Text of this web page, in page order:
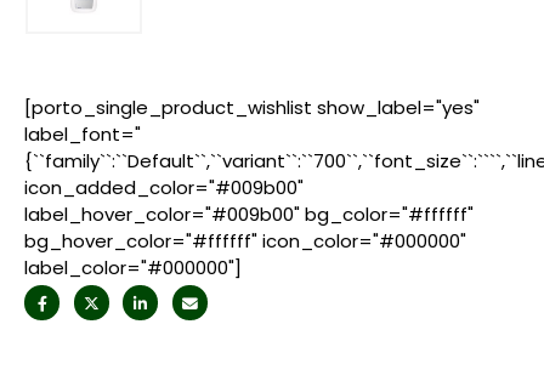
[porto_single_product_wishlist show_label="yes"
label_font="
icon_added_color="#009b00"
label_hover_color="#009b00" bg_color="#ffffff"
bg_hover_color="#ffffff" icon_color="#000000"
label_color="#000000"]